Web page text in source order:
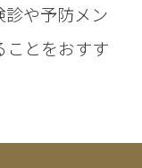
や予防メン
ことをおすす